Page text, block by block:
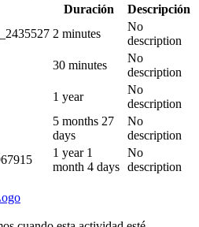
Duración
Descripción
2 minutes
No
description
30 minutes
No
description
1 year
No
description
5 months 27
days
No
description
1 year 1
month 4 days
No
description